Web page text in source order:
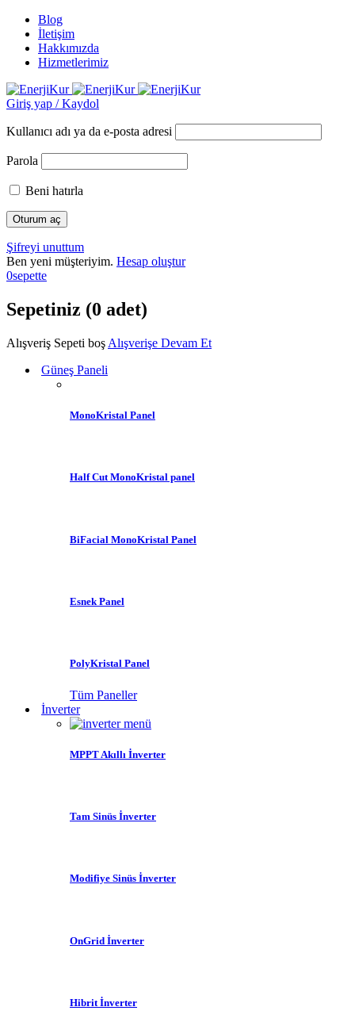
Blog
İletişim
Hakkımızda
Hizmetlerimiz
Giriş yap / Kaydol
Kullanıcı adı ya da e-posta adresi
Parola
Beni hatırla
Şifreyi unuttum
Ben yeni müşteriyim. Hesap oluştur
0sepette
Sepetiniz (0 adet)
Alışveriş Sepeti boş Alışverişe Devam Et
Güneş Paneli
MonoKristal Panel
Half Cut MonoKristal panel
BiFacial MonoKristal Panel
Esnek Panel
PolyKristal Panel
Tüm Paneller
İnverter
MPPT Akıllı İnverter
Tam Sinüs İnverter
Modifiye Sinüs İnverter
OnGrid İnverter
Hibrit İnverter